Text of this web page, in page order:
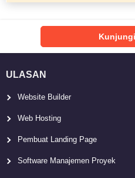
ULASAN
Website Builder
Web Hosting
Pembuat Landing Page
Software Manajemen Proyek